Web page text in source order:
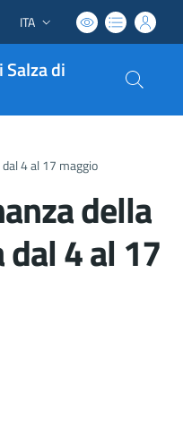
Lingua attiva:
ITA
Salza di
4 al 17 maggio
della
4 al 17